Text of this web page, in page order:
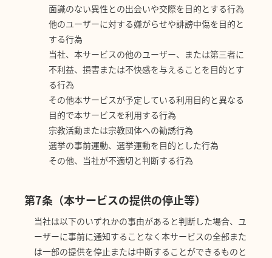
面識のない異性との出会いや交際を目的とする行為
他のユーザーに対する嫌がらせや誹謗中傷を目的と
する行為
当社、本サービスの他のユーザー、または第三者に
不利益、損害または不快感を与えることを目的とす
る行為
その他本サービスが予定している利用目的と異なる
目的で本サービスを利用する行為
宗教活動または宗教団体への勧誘行為
選挙の事前運動、選挙運動を目的とした行為
その他、当社が不適切と判断する行為
第7条（本サービスの提供の停止等）
当社は以下のいずれかの事由があると判断した場合、ユ
ーザーに事前に通知することなく本サービスの全部また
は一部の提供を停止または中断することができるものと